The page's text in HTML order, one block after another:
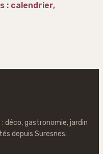
: calendrier,
déco, gastronomie, jardin
depuis Suresnes.